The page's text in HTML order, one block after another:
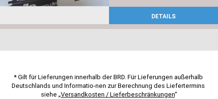
DETAILS
* Gilt für Lieferungen innerhalb der BRD. Für Lieferungen außerhalb
Deutschlands und Informatio-nen zur Berechnung des Liefertermins
siehe „Versandkosten / Lieferbeschränkungen“